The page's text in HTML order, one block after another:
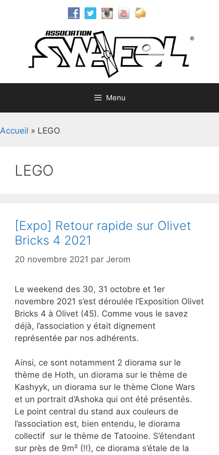
Menu
Accueil » LEGO
LEGO
[Expo] Retour rapide sur Olivet
Bricks 4 2021
20 novembre 2021 par Jerom
Le weekend des 30, 31 octobre et 1er
novembre 2021 s’est déroulée l’Exposition Olivet
Bricks 4 à Olivet (45). Comme vous le savez
déjà, l’association y était dignement
représentée par nos adhérents.
Ainsi, ce sont notamment 2 diorama sur le
thème de Hoth, un diorama sur le thème de
Kashyyk, un diorama sur le thème Clone Wars
et un portrait d’Ashoka qui ont été présentés.
Le point central du stand aux couleurs de
l’association est, bien entendu, le diorama
collectif sur le thème de Tatooine. S’étendant
sur près de 9m² (!!), ce diorama s’étale de la